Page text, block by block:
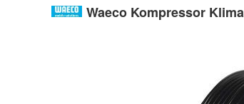
Waeco Kompressor